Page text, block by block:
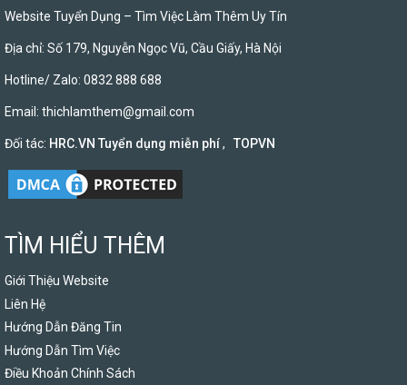
Website Tuyển Dụng – Tìm Việc Làm Thêm Uy Tín
Địa chỉ: Số 179, Nguyễn Ngọc Vũ, Cầu Giấy, Hà Nội
Hotline/ Zalo: 0832 888 688
Email: thichlamthem@gmail.com
Đối tác: HRC.VN Tuyển dụng miễn phí, TOPVN
TÌM HIỂU THÊM
Giới Thiệu Website
Liên Hệ
Hướng Dẫn Đăng Tin
Hướng Dẫn Tìm Việc
Điều Khoản Chính Sách